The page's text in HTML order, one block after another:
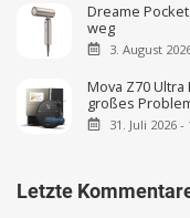
Dreame
weg
3. August
Mova Z70
großes
31. Juli 2026
Letzte